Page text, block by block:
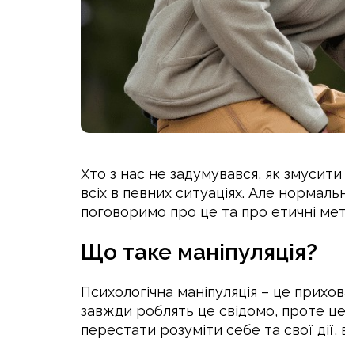
Хто з нас не задумувався, як
всіх в певних ситуаціях. Але
поговоримо про це та про етичні
Що таке маніпуляція?
Психологічна маніпуляція – це
завжди роблять це свідомо, проте
перестати розуміти себе та свої